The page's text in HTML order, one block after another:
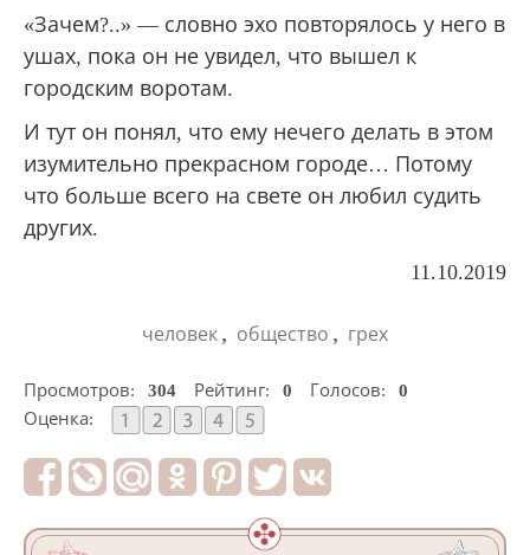
«Зачем?..» — словно эхо повторялось у него в
ушах, пока он не увидел, что вышел к
городским воротам.
И тут он понял, что ему нечего делать в этом
изумительно прекрасном городе… Потому
что больше всего на свете он любил судить
других.
11.10.2019
человек , общество , грех
Просмотров: 304 Рейтинг: 0 Голосов:
0
Оценка: